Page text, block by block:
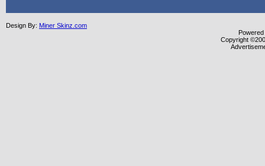
Design By: Miner Skinz.com
Copyright